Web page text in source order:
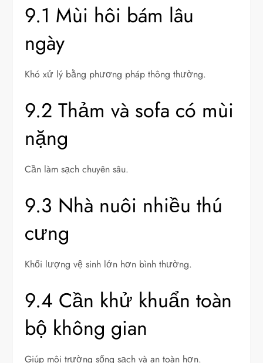
9.1 Mùi hôi bám lâu
ngày
Khó xử lý bằng phương pháp thông thường.
9.2 Thảm và sofa có mùi
nặng
Cần làm sạch chuyên sâu.
9.3 Nhà nuôi nhiều thú
cưng
Khối lượng vệ sinh lớn hơn bình thường.
9.4 Cần khử khuẩn toàn
bộ không gian
Giúp môi trường sống sạch và an toàn hơn.